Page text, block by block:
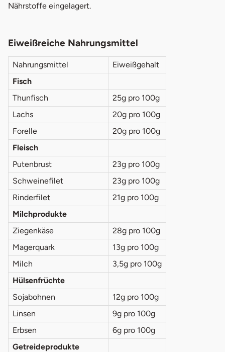
Nährstoffe eingelagert.
Eiweißreiche Nahrungsmittel
Nahrungsmittel
Eiweißgehalt
Fisch
Thunfisch
25g pro 100g
Lachs
20g pro 100g
Forelle
20g pro 100g
Fleisch
Putenbrust
23g pro 100g
Schweinefilet
23g pro 100g
Rinderfilet
21g pro 100g
Milchprodukte
Ziegenkäse
28g pro 100g
Magerquark
13g pro 100g
Milch
3,5g pro 100g
Hülsenfrüchte
Sojabohnen
12g pro 100g
Linsen
9g pro 100g
Erbsen
6g pro 100g
Getreideprodukte